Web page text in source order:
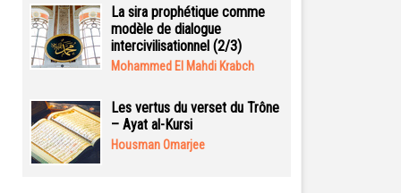
La sira prophétique comme
modèle de dialogue
intercivilisationnel (2/3)
Mohammed El Mahdi Krabch
Les vertus du verset du Trône
– Ayat al-Kursi
Housman Omarjee